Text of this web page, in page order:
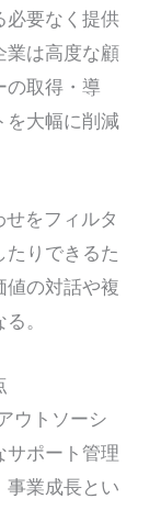
必要なく提供
業は高度な顧
の取得・導
を大幅に削減
をフィルタ
たりできるた
値の対話や複
。
ウトソーシ
サポート管理
事業成長とい